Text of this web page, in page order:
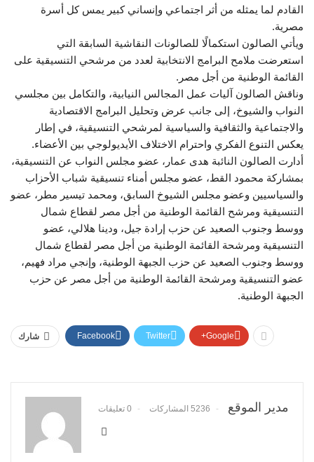
القادم لما يمثله من أثر اجتماعي وإنساني كبير يمس كل أسرة
مصرية.
ويأتي الصالون استكمالًا للصالونات النقاشية السابقة التي
استعرضت ملامح البرامج الانتخابية لعدد من مرشحي التنسيقية على
القائمة الوطنية من أجل مصر.
وناقش الصالون آليات عمل المجالس النيابية، والتكامل بين مجلسي
النواب والشيوخ، إلى جانب عرض وتحليل البرامج الاقتصادية
والاجتماعية والثقافية والسياسية لمرشحي التنسيقية، في إطار
يعكس التنوع الفكري واحترام الاختلاف الأيديولوجي بين الأعضاء.
أدارت الصالون النائبة هدى عمار، عضو مجلس النواب عن التنسيقية،
بمشاركة محمود القط، عضو مجلس أمناء تنسيقية شباب الأحزاب
والسياسيين وعضو مجلس الشيوخ السابق، ومحمد تيسير مطر، عضو
التنسيقية ومرشح القائمة الوطنية من أجل مصر لقطاع شمال
ووسط وجنوب الصعيد عن حزب إرادة جيل، ودينا هلالي، عضو
التنسيقية ومرشحة القائمة الوطنية من أجل مصر لقطاع شمال
ووسط وجنوب الصعيد عن حزب الجبهة الوطنية، وإنجي مراد فهيم،
عضو التنسيقية ومرشحة القائمة الوطنية من أجل مصر عن حزب
الجبهة الوطنية.
شارك Facebook Twitter Google+
مدير الموقع 5236 المشاركات 0 تعليقات